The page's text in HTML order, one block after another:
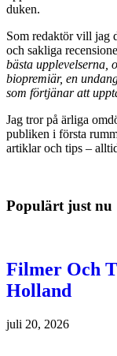
duken.
Som redaktör vill jag
och sakliga
bästa upplevelserna,
biopremiär, en
som förtjänar att
Jag tror på ärliga
publiken i första
artiklar och tips –
Populärt just nu
Filmer Och
Holland
juli 20, 2026